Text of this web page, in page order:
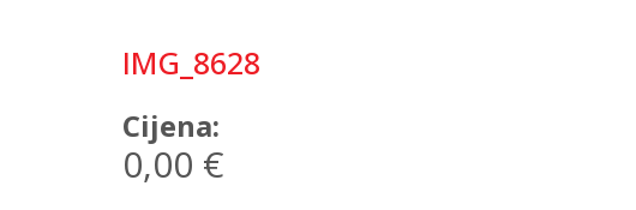
IMG_8628
Cijena:
0,00 €